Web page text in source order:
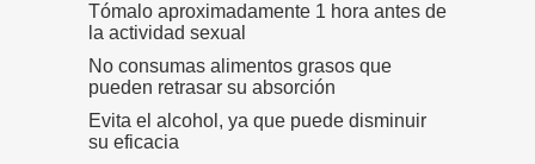
Tómalo aproximadamente 1 hora antes de
la actividad sexual
No consumas alimentos grasos que
pueden retrasar su absorción
Evita el alcohol, ya que puede disminuir
su eficacia